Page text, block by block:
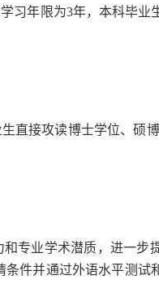
习年限为3年，本科毕业
直接攻读博士学位、硕
专业学术潜质，进一步
件并通过外语水平测试